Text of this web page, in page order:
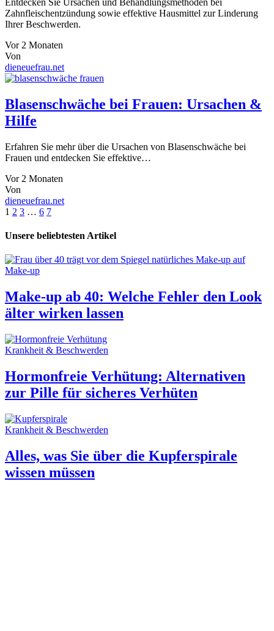
Entdecken Sie Ursachen und Behandlungsmethoden bei
Zahnfleischentzündung sowie effektive Hausmittel zur Linderung
Ihrer Beschwerden.
Vor 2 Monaten
Von
dieneuefrau.net
Blasenschwäche bei Frauen: Ursachen &
Hilfe
Erfahren Sie mehr über die Ursachen von Blasenschwäche bei
Frauen und entdecken Sie effektive…
Vor 2 Monaten
Von
dieneuefrau.net
1 2 3 … 6 7
Unsere beliebtesten Artikel
Make-up
Make-up ab 40: Welche Fehler den Look
älter wirken lassen
Krankheit & Beschwerden
Hormonfreie Verhütung: Alternativen
zur Pille für sicheres Verhüten
Krankheit & Beschwerden
Alles, was Sie über die Kupferspirale
wissen müssen